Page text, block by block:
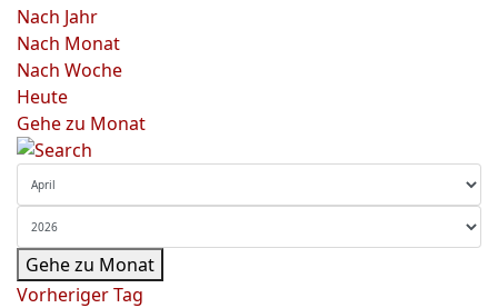
Nach Jahr
Nach Monat
Nach Woche
Heute
Gehe zu Monat
Gehe zu Monat
Vorheriger Tag